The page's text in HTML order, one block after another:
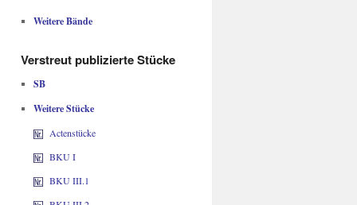
Weitere Bände
Verstreut publizierte Stücke
SB
Weitere Stücke
Actenstücke
BKU I
BKU III.1